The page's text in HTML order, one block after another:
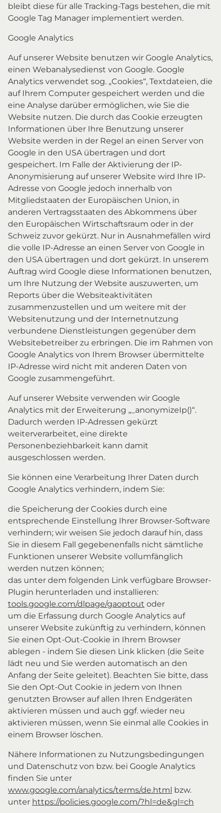
bleibt diese für alle Tracking-Tags bestehen, die mit
Google Tag Manager implementiert werden.
Google Analytics
Auf unserer Website benutzen wir Google Analytics,
einen Webanalysedienst von Google. Google
Analytics verwendet sog. „Cookies“, Textdateien, die
auf Ihrem Computer gespeichert werden und die
eine Analyse darüber ermöglichen, wie Sie die
Website nutzen. Die durch das Cookie erzeugten
Informationen über Ihre Benutzung unserer
Website werden in der Regel an einen Server von
Google in den USA übertragen und dort
gespeichert. Im Falle der Aktivierung der IP-
Anonymisierung auf unserer Website wird Ihre IP-
Adresse von Google jedoch innerhalb von
Mitgliedstaaten der Europäischen Union, in
anderen Vertragsstaaten des Abkommens über
den Europäischen Wirtschaftsraum oder in der
Schweiz zuvor gekürzt. Nur in Ausnahmefällen wird
die volle IP-Adresse an einen Server von Google in
den USA übertragen und dort gekürzt. In unserem
Auftrag wird Google diese Informationen benutzen,
um Ihre Nutzung der Website auszuwerten, um
Reports über die Websiteaktivitäten
zusammenzustellen und um weitere mit der
Websitenutzung und der Internetnutzung
verbundene Dienstleistungen gegenüber dem
Websitebetreiber zu erbringen. Die im Rahmen von
Google Analytics von Ihrem Browser übermittelte
IP-Adresse wird nicht mit anderen Daten von
Google zusammengeführt.
Auf unserer Website verwenden wir Google
Analytics mit der Erweiterung „_anonymizeIp()“.
Dadurch werden IP-Adressen gekürzt
weiterverarbeitet, eine direkte
Personenbeziehbarkeit kann damit
ausgeschlossen werden.
Sie können eine Verarbeitung Ihrer Daten durch
Google Analytics verhindern, indem Sie:
die Speicherung der Cookies durch eine
entsprechende Einstellung Ihrer Browser-Software
verhindern; wir weisen Sie jedoch darauf hin, dass
Sie in diesem Fall gegebenenfalls nicht sämtliche
Funktionen unserer Website vollumfänglich
werden nutzen können;
das unter dem folgenden Link verfügbare Browser-
Plugin herunterladen und installieren:
tools.google.com/dlpage/gaoptout oder
um die Erfassung durch Google Analytics auf
unserer Website zukünftig zu verhindern, können
Sie einen Opt-Out-Cookie in Ihrem Browser
ablegen - indem Sie diesen Link klicken (die Seite
lädt neu und Sie werden automatisch an den
Anfang der Seite geleitet). Beachten Sie bitte, dass
Sie den Opt-Out Cookie in jedem von Ihnen
genutzten Browser auf allen Ihren Endgeräten
aktivieren müssen und auch ggf. wieder neu
aktivieren müssen, wenn Sie einmal alle Cookies in
einem Browser löschen.
Nähere Informationen zu Nutzungsbedingungen
und Datenschutz von bzw. bei Google Analytics
finden Sie unter
www.google.com/analytics/terms/de.html bzw.
unter https://policies.google.com/?hl=de&gl=ch